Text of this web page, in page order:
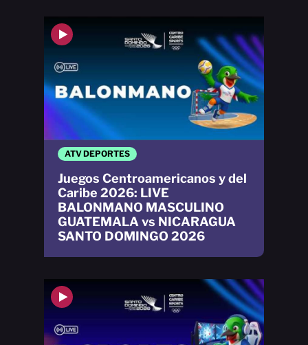
ATV DEPORTES
Juegos Centroamericanos y del
Caribe 2026: LIVE
BALONMANO MASCULINO
GUATEMALA vs NICARAGUA
SANTO DOMINGO 2026